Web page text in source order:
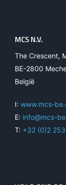
MCS N.V.
The Crescent,
BE-2800
België
I: www.mcs-
E: info@mcs-
T: +32 (0)2